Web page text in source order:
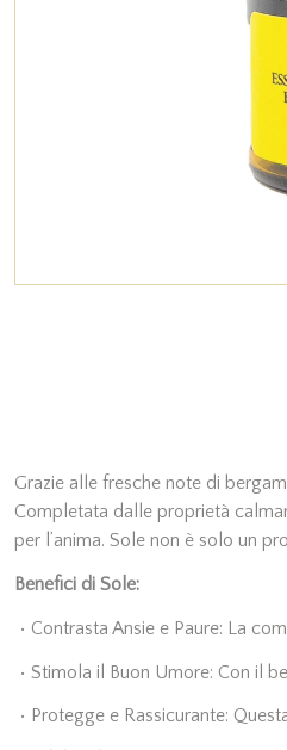
Grazie alle fresche note di
Completata dalle proprietà
per l’anima. Sole non è solo un
Benefici di Sole:
• Contrasta Ansie e Paure: La
• Stimola il Buon Umore: Con il
• Protegge e Rassicurante: